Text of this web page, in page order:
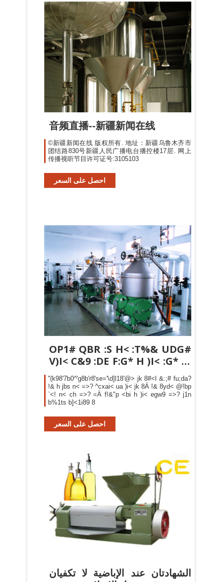
音频直播--新疆新闻在线
©新疆新闻在线 版权所有. 地址：新疆乌鲁木齐市
团结路830号新疆人民广播电台播控楼17层. 网上
传播视听节目许可证号:3105103
احصل على السعر
OP1# QBR :S H< :T%& UDG#
V)I< C&9 :DE F:G* H )I< :G* JK
8
''(k98'7b0^'g8b'r8'se='\d]l18'@> jk 8#<l &:;# fu;da?
!& h jbs n< =>? ^cxai< ua )i< jk 8Ä !& 8yd< @!bp
`<! n< ch =>? =Ä f!&"p <bi h )i< egw9 =>? j1n
b%1ts b]<1i89 8
احصل على السعر
الشهادتان عند الإباضية لا تكفيان